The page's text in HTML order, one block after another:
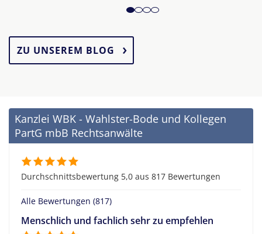
ZU UNSEREM BLOG
Kanzlei WBK - Wahlster-Bode und Kollegen
PartG mbB Rechtsanwälte
Durchschnittsbewertung 5,0 aus 817 Bewertungen
Alle Bewertungen (817)
Menschlich und fachlich sehr zu empfehlen